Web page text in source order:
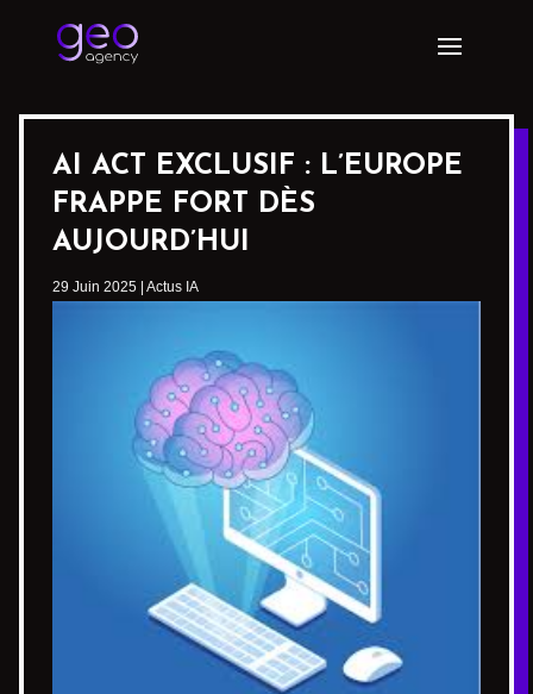
AI ACT EXCLUSIF : L’EUROPE
FRAPPE FORT DÈS
AUJOURD’HUI
29 Juin 2025 Actus IA